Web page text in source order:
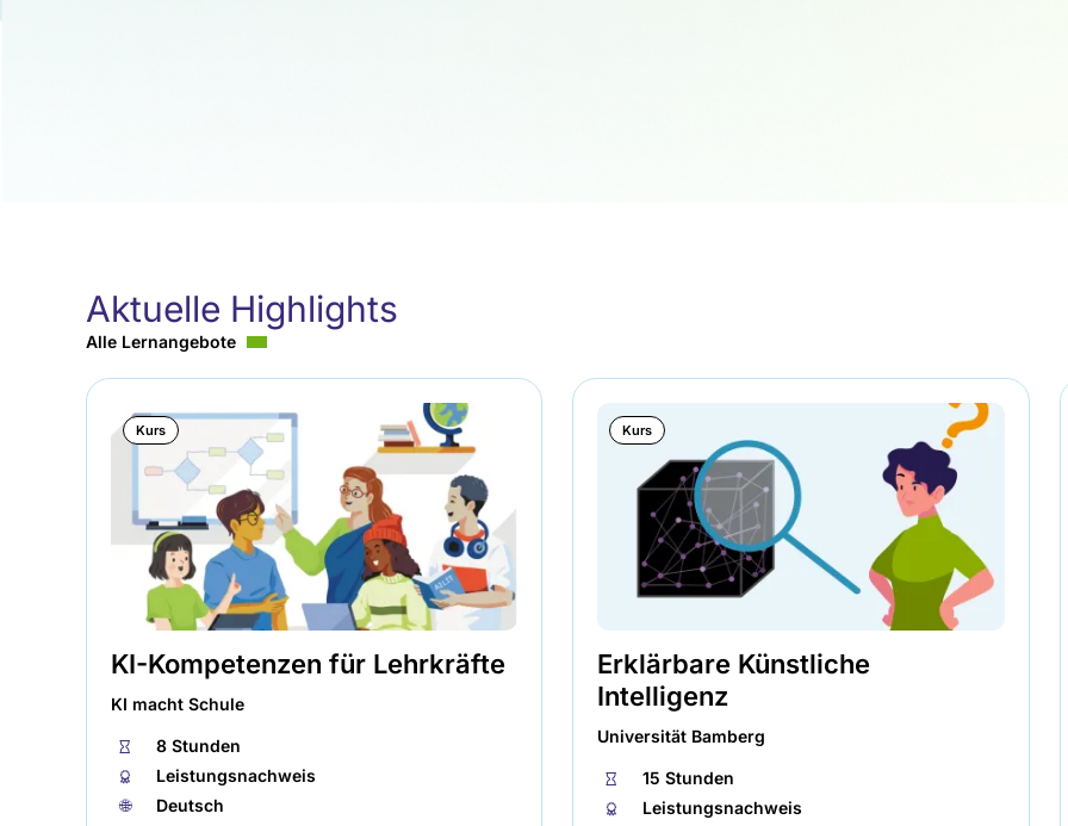
Aktuelle Highlights
Alle Lernangebote
Kurs
KI-Kompetenzen für Lehrkräfte
KI macht Schule
⏱
8 Stunden
🏅︎
Leistungsnachweis
🌐︎
Deutsch
Kurs
Erklärbare Künstliche
Intelligenz
Universität Bamberg
⏱
15 Stunden
🏅︎
Leistungsnachweis